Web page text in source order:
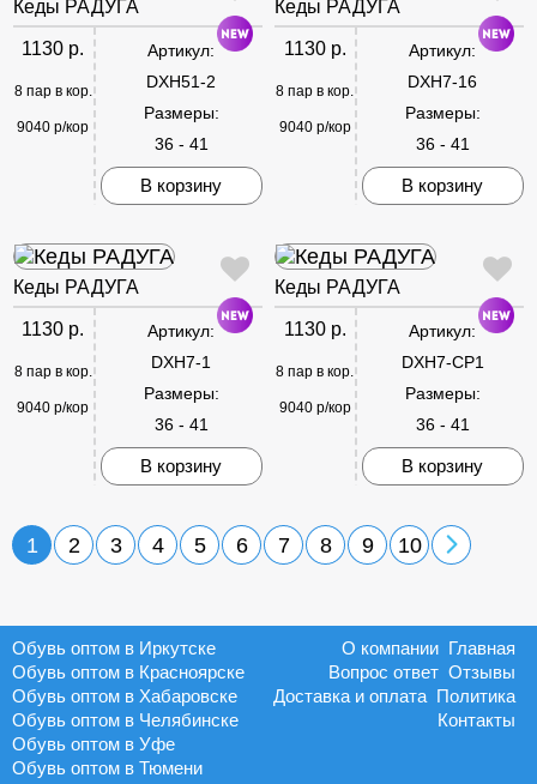
Кеды РАДУГА
1130 р.
8 пар в кор.
9040 р/кор
Артикул:
DXH51-2
Размеры:
36 - 41
В корзину
Кеды РАДУГА
1130 р.
8 пар в кор.
9040 р/кор
Артикул:
DXH7-16
Размеры:
36 - 41
В корзину
Кеды РАДУГА
1130 р.
8 пар в кор.
9040 р/кор
Артикул:
DXH7-1
Размеры:
36 - 41
В корзину
Кеды РАДУГА
1130 р.
8 пар в кор.
9040 р/кор
Артикул:
DXH7-CP1
Размеры:
36 - 41
В корзину
1 2 3 4 5 6 7 8 9 10
Обувь оптом в Иркутске
Обувь оптом в Красноярске
Обувь оптом в Хабаровске
Обувь оптом в Челябинске
Обувь оптом в Уфе
Обувь оптом в Тюмени
Главная
О компании
Отзывы
Вопрос ответ
Политика
Доставка и оплата
Контакты